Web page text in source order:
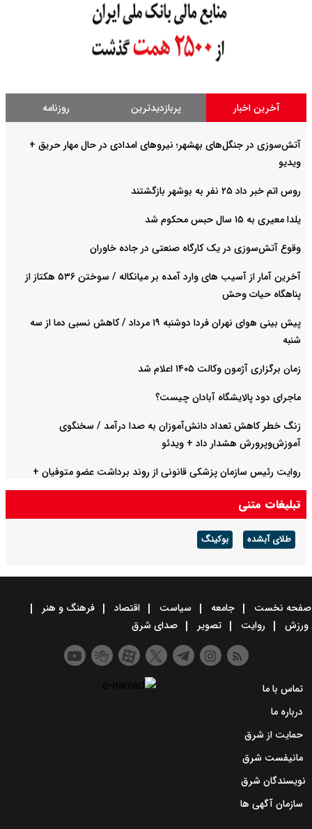
آخرین اخبار پربازدیدترین روزنامه
آتش‌سوزی در جنگل‌های بهشهر؛ نیرو‌های امدادی در حال مهار حریق +
ویدیو
روس اتم خبر داد ۲۵ نفر به بوشهر بازگشتند
یلدا معیری به ۱۵ سال حبس محکوم شد
وقوع آتش‌سوزی در یک کارگاه صنعتی در جاده خاوران
آخرین آمار از آسیب های وارد آمده بر میانکاله / سوختن ۵۳۶ هکتاز از
پناهگاه حیات وحش
پیش بینی هوای نهران فردا دوشنبه ۱۹ مرداد / کاهش نسبی دما از سه
شنبه
زمان برگزاری آژمون وکالت ۱۴۰۵ اعلام شد
ماجرای دود پالایشگاه آبادان چیست؟
زنگ خطر کاهش تعداد دانش‌آموزان به صدا درآمد / سخنگوی
آموزش‌وپرورش هشدار داد +‌ ویدئو
روایت رئیس سازمان پزشکی قانونی از روند برداشت عضو متوفیان +
ویدئو
تبلیغات متنی
طلای آبشده بوکینگ
صفحه نخست جامعه سیاست اقتصاد
فرهنگ و هنر
ورزش
روایت تصویر صدای شرق
تماس با ما
درباره ما
حمایت از شرق
مانیفست شرق
نویسندگان شرق
سازمان آگهی ها